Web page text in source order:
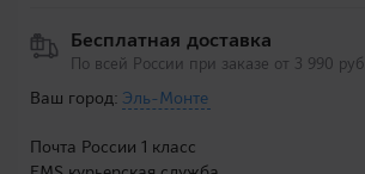
Бесплатная доставка
По всей России при заказе от 3 990 руб.
Ваш город: Эль-Монте
Почта России 1 класс